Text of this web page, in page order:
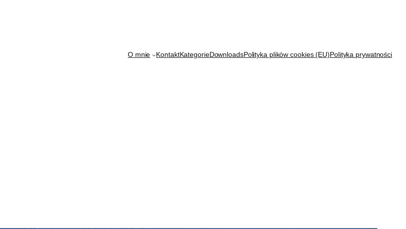
O mnie KontaktKategorieDownloadsPolityka plików cookies (EU)Polityka prywatności